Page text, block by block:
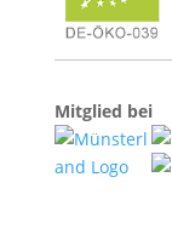
Mitglied bei